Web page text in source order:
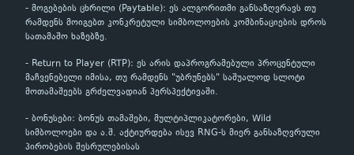
- მოგებების ცხრილი (Paytable): ეს ალგორითმი განსაზღვრავს თუ
რამდენს მოიგებთ კონკრეტული სიმბოლოების კომბინაციების დროს
სათამაშო ხაზებზე.
- Return to Player (RTP): ეს არის დაპროგრამებული პროცენტული
მაჩვენებელი იმისა, თუ რამდენს "უბრუნებს" საშუალოდ სლოტი
მოთამაშეებს გრძელვადიან პერსპექტივაში.
- ბონუსები: ბონუს თამაშები, მულტიპლიკატორები, Wild
სიმბოლოები და ა.შ. აქტიურდება ისევ RNG-ს მიერ განსაზღვრული
პირობების შესრულებისას